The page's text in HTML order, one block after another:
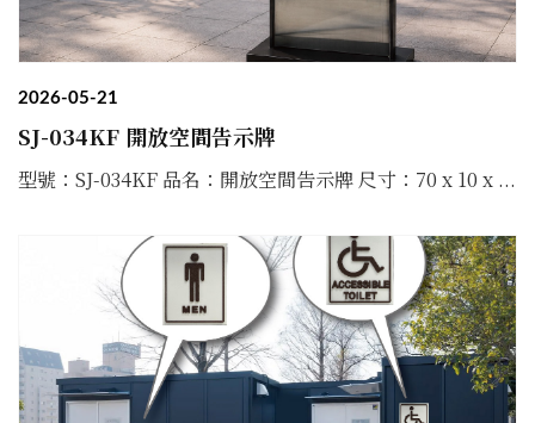
2026-05-21
SJ-034KF 開放空間告示牌
型號：SJ-034KF 品名：開放空間告示牌 尺寸：70 x 10 x ...